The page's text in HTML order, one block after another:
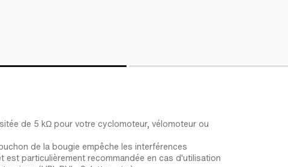
de 5 kΩ pour votre cyclomoteur, vélomoteur ou
de la bougie empêche les interférences
est particulièrement recommandée en cas d'utilisation